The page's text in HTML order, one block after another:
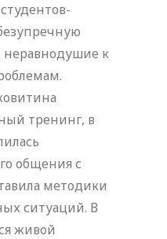
неравнодушие к
тренинг, в
общения с
методики
ситуаций. В
живой